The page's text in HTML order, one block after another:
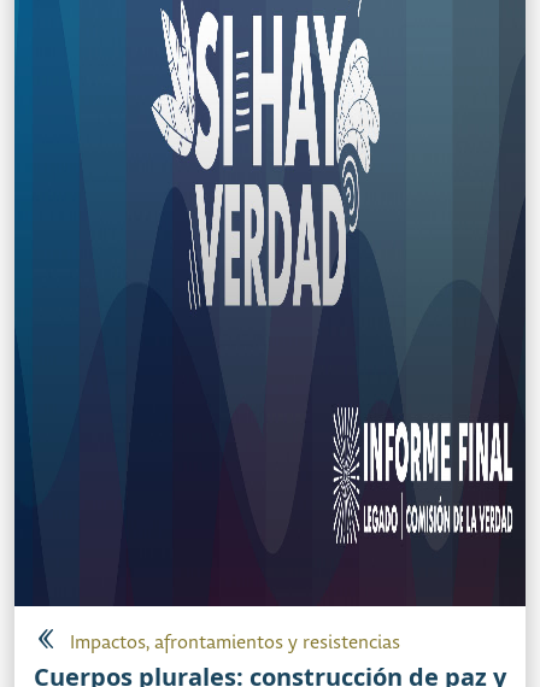
Impactos, afrontamientos y resistencias
Cuerpos plurales: construcción de paz y